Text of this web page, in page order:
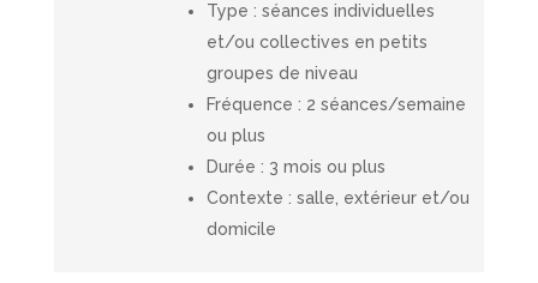
Type : séances individuelles
et/ou collectives en petits
groupes de niveau
Fréquence : 2 séances/semaine
ou plus
Durée : 3 mois ou plus
Contexte : salle, extérieur et/ou
domicile